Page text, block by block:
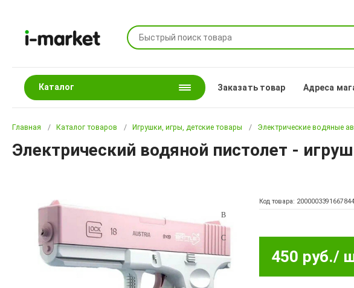
Каталог Заказать товар Адреса
Главная Каталог товаров Игрушки, игры, детские товары Электрические водяные
Электрический водяной пистолет -
Код товара: 2000003391667844
450 руб./